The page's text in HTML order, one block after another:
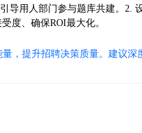
导用人部门参与题库共建。
度、确保ROI最大化。
，提升招聘决策质量。建议